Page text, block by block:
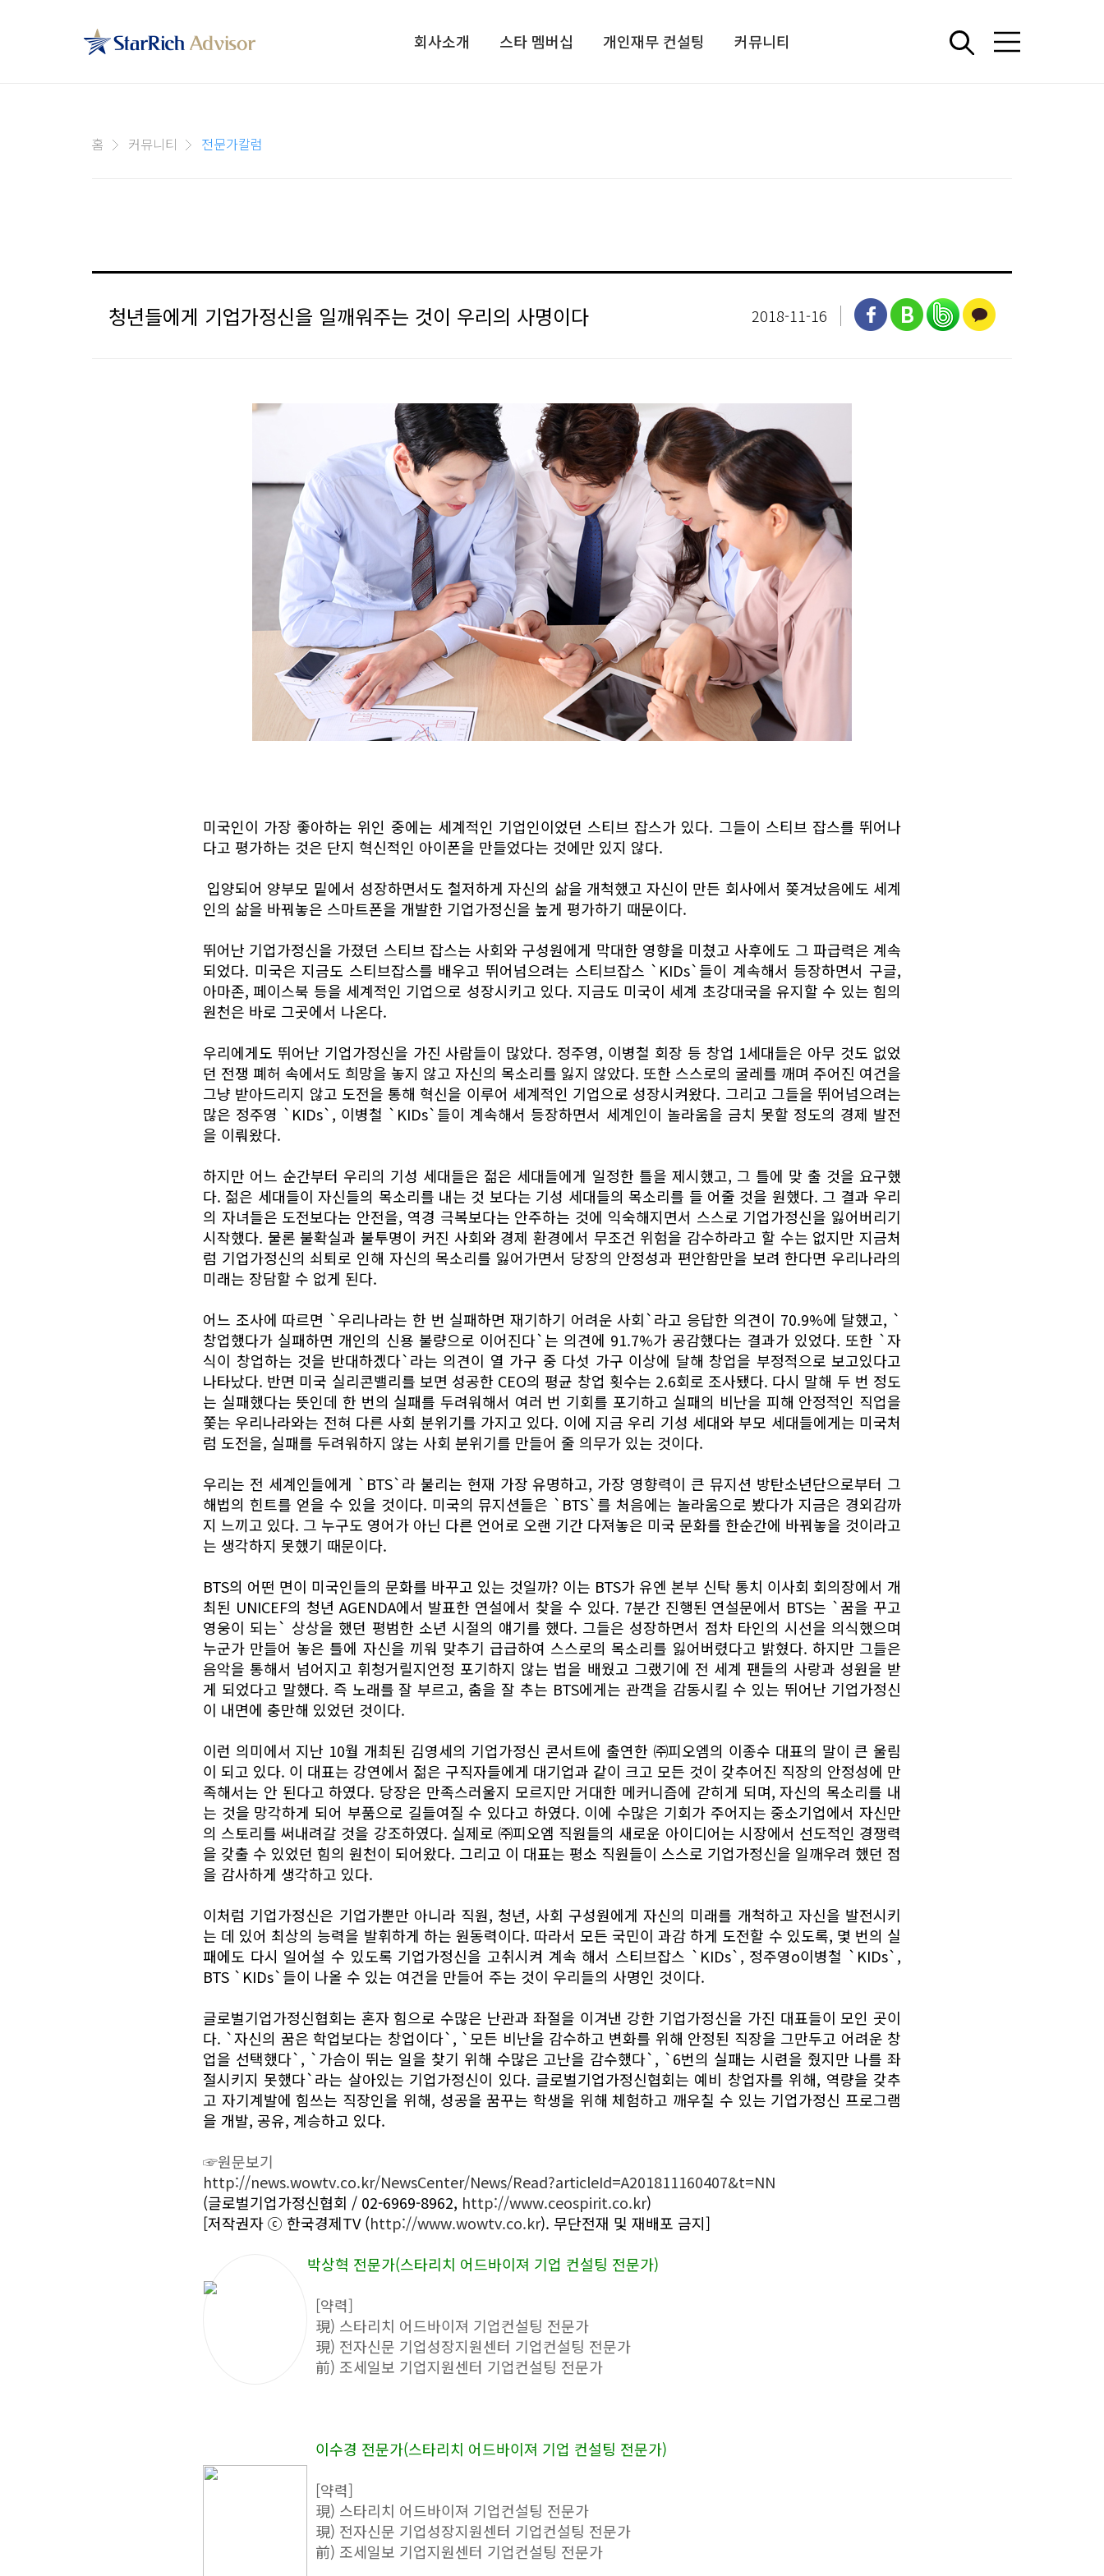
회사소개 스타 멤버십
스타리치 시니어 채널
개인재무 컨설팅 커뮤니티
홈 커뮤니티 전문가칼럼
청년들에게 기업가정신을 일깨워주는 것이 우리의 사명이다 2018-11-16
미국인이 가장 좋아하는 위인 중에는 세계적인 기업인이었던 스티브 잡스가 있다. 그들이 스티브 잡스를 뛰어나
다고 평가하는 것은 단지 혁신적인 아이폰을 만들었다는 것에만 있지 않다.
입양되어 양부모 밑에서 성장하면서도 철저하게 자신의 삶을 개척했고 자신이 만든 회사에서 쫒겨났음에도 세계
인의 삶을 바꿔놓은 스마트폰을 개발한 기업가정신을 높게 평가하기 때문이다.
뛰어난 기업가정신을 가졌던 스티브 잡스는 사회와 구성원에게 막대한 영향을 미쳤고 사후에도 그 파급력은 계속
되었다. 미국은 지금도 스티브잡스를 배우고 뛰어넘으려는 스티브잡스 `KIDs`들이 계속해서 등장하면서 구글,
아마존, 페이스북 등을 세계적인 기업으로 성장시키고 있다. 지금도 미국이 세계 초강대국을 유지할 수 있는 힘의
원천은 바로 그곳에서 나온다.
우리에게도 뛰어난 기업가정신을 가진 사람들이 많았다. 정주영, 이병철 회장 등 창업 1세대들은 아무 것도 없었
던 전쟁 폐허 속에서도 희망을 놓지 않고 자신의 목소리를 잃지 않았다. 또한 스스로의 굴레를 깨며 주어진 여건을
그냥 받아드리지 않고 도전을 통해 혁신을 이루어 세계적인 기업으로 성장시켜왔다. 그리고 그들을 뛰어넘으려는
많은 정주영 `KIDs`, 이병철 `KIDs`들이 계속해서 등장하면서 세계인이 놀라움을 금치 못할 정도의 경제 발전
을 이뤄왔다.
하지만 어느 순간부터 우리의 기성 세대들은 젊은 세대들에게 일정한 틀을 제시했고, 그 틀에 맞 출 것을 요구했
다. 젊은 세대들이 자신들의 목소리를 내는 것 보다는 기성 세대들의 목소리를 들 어줄 것을 원했다. 그 결과 우리
의 자녀들은 도전보다는 안전을, 역경 극복보다는 안주하는 것에 익숙해지면서 스스로 기업가정신을 잃어버리기
시작했다. 물론 불확실과 불투명이 커진 사회와 경제 환경에서 무조건 위험을 감수하라고 할 수는 없지만 지금처
럼 기업가정신의 쇠퇴로 인해 자신의 목소리를 잃어가면서 당장의 안정성과 편안함만을 보려 한다면 우리나라의
미래는 장담할 수 없게 된다.
어느 조사에 따르면 `우리나라는 한 번 실패하면 재기하기 어려운 사회`라고 응답한 의견이 70.9%에 달했고, `
창업했다가 실패하면 개인의 신용 불량으로 이어진다`는 의견에 91.7%가 공감했다는 결과가 있었다. 또한 `자
식이 창업하는 것을 반대하겠다`라는 의견이 열 가구 중 다섯 가구 이상에 달해 창업을 부정적으로 보고있다고
나타났다. 반면 미국 실리콘밸리를 보면 성공한 CEO의 평균 창업 횟수는 2.6회로 조사됐다. 다시 말해 두 번 정도
는 실패했다는 뜻인데 한 번의 실패를 두려워해서 여러 번 기회를 포기하고 실패의 비난을 피해 안정적인 직업을
쫓는 우리나라와는 전혀 다른 사회 분위기를 가지고 있다. 이에 지금 우리 기성 세대와 부모 세대들에게는 미국처
럼 도전을, 실패를 두려워하지 않는 사회 분위기를 만들어 줄 의무가 있는 것이다.
우리는 전 세계인들에게 `BTS`라 불리는 현재 가장 유명하고, 가장 영향력이 큰 뮤지션 방탄소년단으로부터 그
해법의 힌트를 얻을 수 있을 것이다. 미국의 뮤지션들은 `BTS`를 처음에는 놀라움으로 봤다가 지금은 경외감까
지 느끼고 있다. 그 누구도 영어가 아닌 다른 언어로 오랜 기간 다져놓은 미국 문화를 한순간에 바꿔놓을 것이라고
는 생각하지 못했기 때문이다.
BTS의 어떤 면이 미국인들의 문화를 바꾸고 있는 것일까? 이는 BTS가 유엔 본부 신탁 통치 이사회 회의장에서 개
최된 UNICEF의 청년 AGENDA에서 발표한 연설에서 찾을 수 있다. 7분간 진행된 연설문에서 BTS는 `꿈을 꾸고
영웅이 되는` 상상을 했던 평범한 소년 시절의 얘기를 했다. 그들은 성장하면서 점차 타인의 시선을 의식했으며
누군가 만들어 놓은 틀에 자신을 끼워 맞추기 급급하여 스스로의 목소리를 잃어버렸다고 밝혔다. 하지만 그들은
음악을 통해서 넘어지고 휘청거릴지언정 포기하지 않는 법을 배웠고 그랬기에 전 세계 팬들의 사랑과 성원을 받
게 되었다고 말했다. 즉 노래를 잘 부르고, 춤을 잘 추는 BTS에게는 관객을 감동시킬 수 있는 뛰어난 기업가정신
이 내면에 충만해 있었던 것이다.
이런 의미에서 지난 10월 개최된 김영세의 기업가정신 콘서트에 출연한 ㈜피오엠의 이종수 대표의 말이 큰 울림
이 되고 있다. 이 대표는 강연에서 젊은 구직자들에게 대기업과 같이 크고 모든 것이 갖추어진 직장의 안정성에 만
족해서는 안 된다고 하였다. 당장은 만족스러울지 모르지만 거대한 메커니즘에 갇히게 되며, 자신의 목소리를 내
는 것을 망각하게 되어 부품으로 길들여질 수 있다고 하였다. 이에 수많은 기회가 주어지는 중소기업에서 자신만
의 스토리를 써내려갈 것을 강조하였다. 실제로 ㈜피오엠 직원들의 새로운 아이디어는 시장에서 선도적인 경쟁력
을 갖출 수 있었던 힘의 원천이 되어왔다. 그리고 이 대표는 평소 직원들이 스스로 기업가정신을 일깨우려 했던 점
을 감사하게 생각하고 있다.
이처럼 기업가정신은 기업가뿐만 아니라 직원, 청년, 사회 구성원에게 자신의 미래를 개척하고 자신을 발전시키
는 데 있어 최상의 능력을 발휘하게 하는 원동력이다. 따라서 모든 국민이 과감 하게 도전할 수 있도록, 몇 번의 실
패에도 다시 일어설 수 있도록 기업가정신을 고취시켜 계속 해서 스티브잡스 `KIDs`, 정주영o이병철 `KIDs`,
BTS `KIDs`들이 나올 수 있는 여건을 만들어 주는 것이 우리들의 사명인 것이다.
글로벌기업가정신협회는 혼자 힘으로 수많은 난관과 좌절을 이겨낸 강한 기업가정신을 가진 대표들이 모인 곳이
다. `자신의 꿈은 학업보다는 창업이다`, `모든 비난을 감수하고 변화를 위해 안정된 직장을 그만두고 어려운 창
업을 선택했다`, `가슴이 뛰는 일을 찾기 위해 수많은 고난을 감수했다`, `6번의 실패는 시련을 줬지만 나를 좌
절시키지 못했다`라는 살아있는 기업가정신이 있다. 글로벌기업가정신협회는 예비 창업자를 위해, 역량을 갖추
고 자기계발에 힘쓰는 직장인을 위해, 성공을 꿈꾸는 학생을 위해 체험하고 깨우칠 수 있는 기업가정신 프로그램
을 개발, 공유, 계승하고 있다.
☞원문보기
http://news.wowtv.co.kr/NewsCenter/News/Read?articleId=A201811160407&t=NN
(글로벌기업가정신협회 / 02-6969-8962, http://www.ceospirit.co.kr)
[저작권자 ⓒ 한국경제TV (http://www.wowtv.co.kr). 무단전재 및 재배포 금지]
박상혁 전문가(스타리치 어드바이져 기업 컨설팅 전문가)
[약력]
現) 스타리치 어드바이져 기업컨설팅 전문가
現) 전자신문 기업성장지원센터 기업컨설팅 전문가
前) 조세일보 기업지원센터 기업컨설팅 전문가
이수경 전문가(스타리치 어드바이져 기업 컨설팅 전문가)
[약력]
現) 스타리치 어드바이져 기업컨설팅 전문가
現) 전자신문 기업성장지원센터 기업컨설팅 전문가
前) 조세일보 기업지원센터 기업컨설팅 전문가